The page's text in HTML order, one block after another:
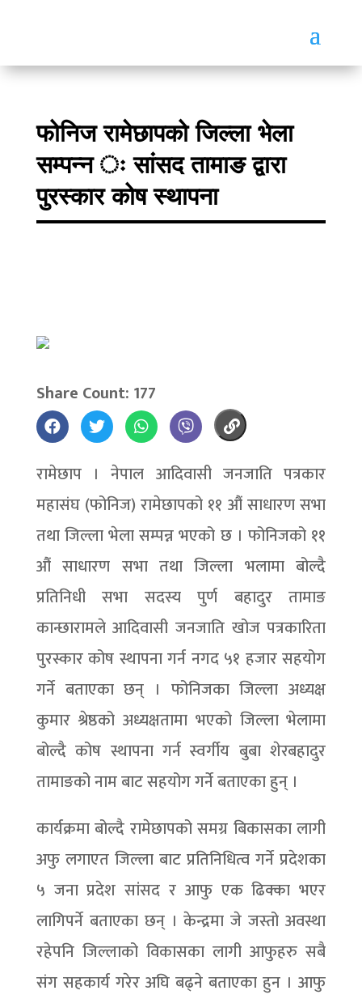
फोनिज रामेछापको जिल्ला भेला
सम्पन्न ः सांसद तामाङ द्वारा
पुरस्कार कोष स्थापना
Share Count: 177
रामेछाप । नेपाल आदिवासी जनजाति पत्रकार
महासंघ (फोनिज) रामेछापको ११ औं साधारण सभा
तथा जिल्ला भेला सम्पन्न भएको छ । फोनिजको ११
औं साधारण सभा तथा जिल्ला भलामा बोल्दै
प्रतिनिधी सभा सदस्य पुर्ण बहादुर तामाङ
कान्छारामले आदिवासी जनजाति खोज पत्रकारिता
पुरस्कार कोष स्थापना गर्न नगद ५१ हजार सहयोग
गर्ने बताएका छन् । फोनिजका जिल्ला अध्यक्ष
कुमार श्रेष्ठको अध्यक्षतामा भएको जिल्ला भेलामा
बोल्दै कोष स्थापना गर्न स्वर्गीय बुबा शेरबहादुर
तामाङको नाम बाट सहयोग गर्ने बताएका हुन् ।
कार्यक्रमा बोल्दै रामेछापको समग्र बिकासका लागी
अफु लगाएत जिल्ला बाट प्रतिनिधित्व गर्ने प्रदेशका
५ जना प्रदेश सांसद र आफु एक ढिक्का भएर
लागिपर्ने बताएका छन् । केन्द्रमा जे जस्तो अवस्था
रहेपनि जिल्लाको विकासका लागी आफुहरु सबै
संग सहकार्य गरेर अघि बढ्ने बताएका हुन । आफु